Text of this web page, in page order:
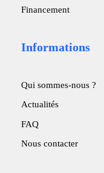
Financement
Informations
Qui sommes-nous ?
Actualités
FAQ
Nous contacter